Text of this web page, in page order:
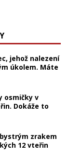
jehož nalezení
úkolem. Máte
osmičky v
Dokáže to
zrakem
12 vteřin